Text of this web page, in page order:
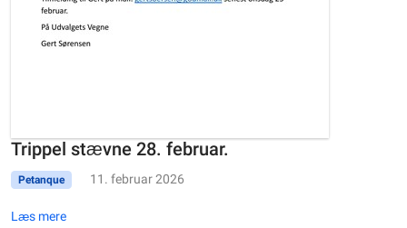
Trippel stævne 28. februar.
Petanque 11. februar 2026
Læs mere